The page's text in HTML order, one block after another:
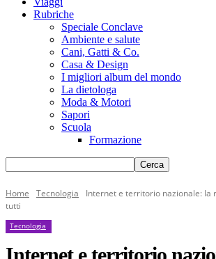
Rubriche
Speciale Conclave
Ambiente e salute
Cani, Gatti & Co.
Casa & Design
I migliori album del mondo
La dietologa
Moda & Motori
Sapori
Scuola
Formazione
Home Tecnologia
Internet e territorio nazionale: la
tutti
Tecnologia